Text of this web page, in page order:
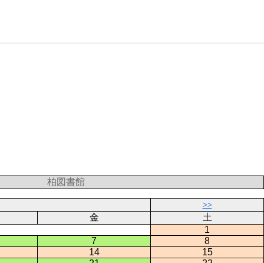
柏図書館
>>
金
土
1
7
8
14
15